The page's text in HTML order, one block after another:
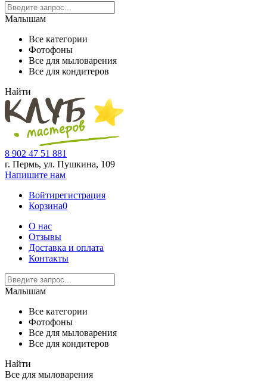
Малышам
Все категории
Фотофоны
Все для мыловарения
Все для кондитеров
Найти
8 902 47 51 881
г. Пермь, ул. Пушкина, 109
Напишите нам
Войтирегистрация
Корзина0
О нас
Отзывы
Доставка и оплата
Контакты
Малышам
Все категории
Фотофоны
Все для мыловарения
Все для кондитеров
Найти
Все для мыловарения